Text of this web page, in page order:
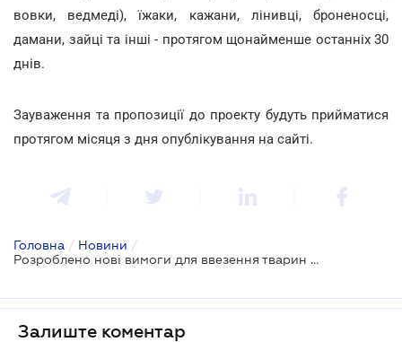
вовки, ведмеді), їжаки, кажани, лінивці, броненосці,
дамани, зайці та інші - протягом щонайменше останніх 30
днів.
Зауваження та пропозиції до проекту будуть прийматися
протягом місяця з дня опублікування на сайті.
Головна / Новини /
Розроблено нові вимоги для ввезення тварин в Україну
Залиште коментар